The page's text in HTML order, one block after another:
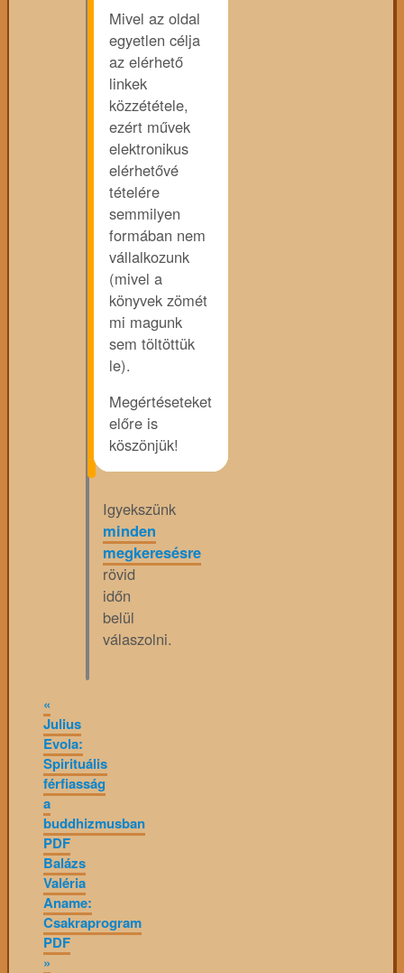
Mivel az oldal
egyetlen célja
az elérhető
linkek
közzététele,
ezért művek
elektronikus
elérhetővé
tételére
semmilyen
formában nem
vállalkozunk
(mivel a
könyvek zömét
mi magunk
sem töltöttük
le).
Megértéseteket
előre is
köszönjük!
Igyekszünk
minden
megkeresésre
rövid
időn
belül
válaszolni.
«
Julius
Evola:
Spirituális
férfiasság
a
buddhizmusban
PDF
Balázs
Valéria
Aname:
Csakraprogram
PDF
»